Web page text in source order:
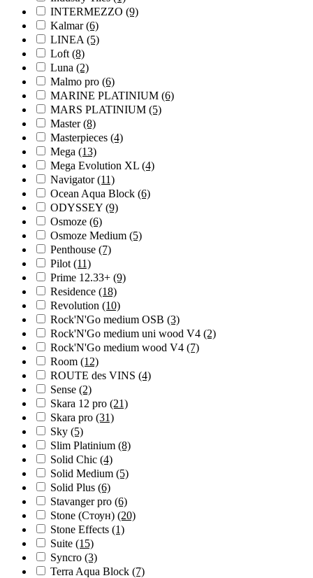
INTERMEZZO (9)
Kalmar(6)
LINEA (5)
Loft (8)
Luna (2)
Malmo pro (6)
MARINE PLATINIUM (6)
MARS PLATINIUM (5)
Master(8)
Masterpieces (4)
Mega (13)
Mega Evolution XL (4)
Navigator(11)
Ocean Aqua Block (6)
ODYSSEY (9)
Osmoze (6)
Osmoze Medium (5)
Penthouse (7)
Pilot (11)
Prime 12.33+ (9)
Residence (18)
Revolution (10)
Rock'N'Go medium OSB (3)
Rock'N'Go medium uni wood V4 (2)
Rock'N'Go medium wood V4 (7)
Room (12)
ROUTE des VINS (4)
Sense (2)
Skara 12 pro (21)
Skara pro (31)
Sky (5)
Slim Platinium (8)
Solid Chic (4)
Solid Medium (5)
Solid Plus (6)
Stavanger pro (6)
Stone (Стоун) (20)
Stone Effects (1)
Suite (15)
Syncro (3)
Terra Aqua Block (7)